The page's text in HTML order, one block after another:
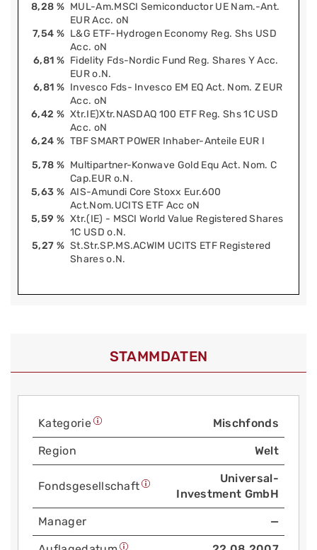
8,28 % MUL-Am.MSCI Semiconductor UE Nam.-Ant.
EUR Acc. oN
7,54 % L&G ETF-Hydrogen Economy Reg. Shs USD
Acc. oN
6,81 % Fidelity Fds-Nordic Fund Reg. Shares Y Acc.
EUR o.N.
6,81 % Invesco Fds- Invesco EM EQ Act. Nom. Z EUR
Acc. oN
6,42 % Xtr.IE)Xtr.NASDAQ 100 ETF Reg. Shs 1C USD
Acc. oN
6,24 % TBF SMART POWER Inhaber-Anteile EUR I
5,78 % Multipartner-Konwave Gold Equ Act. Nom. C
Cap.EUR o.N.
5,63 % AIS-Amundi Core Stoxx Eur.600
Act.Nom.UCITS ETF Acc oN
5,59 % Xtr.(IE) - MSCI World Value Registered Shares
1C USD o.N.
5,27 % St.Str.SP.MS.ACWIM UCITS ETF Registered
Shares o.N.
STAMMDATEN
Kategorie Mischfonds
Region Welt
Fonds­gesellschaft
Universal-
Investment GmbH
Manager —